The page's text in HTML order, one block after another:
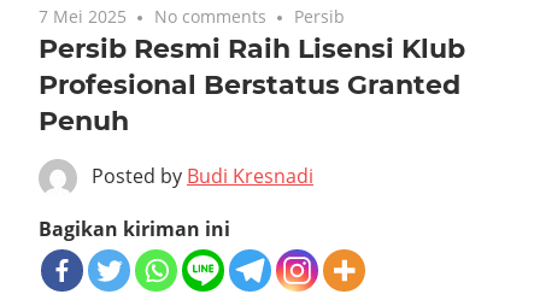
7 Mei 2025 No comments Persib
Persib Resmi Raih Lisensi Klub
Profesional Berstatus Granted
Penuh
Posted by Budi Kresnadi
Bagikan kiriman ini